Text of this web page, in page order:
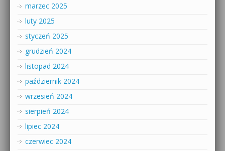
marzec 2025
luty 2025
styczeń 2025
grudzień 2024
listopad 2024
październik 2024
wrzesień 2024
sierpień 2024
lipiec 2024
czerwiec 2024